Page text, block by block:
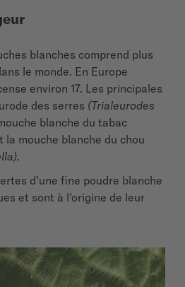
blanches comprend plus
le monde. En Europe
environ 17. Les principales
des serres (Trialeurodes
blanche du tabac
la mouche blanche du chou
.
d'une fine poudre blanche
et sont à l'origine de leur